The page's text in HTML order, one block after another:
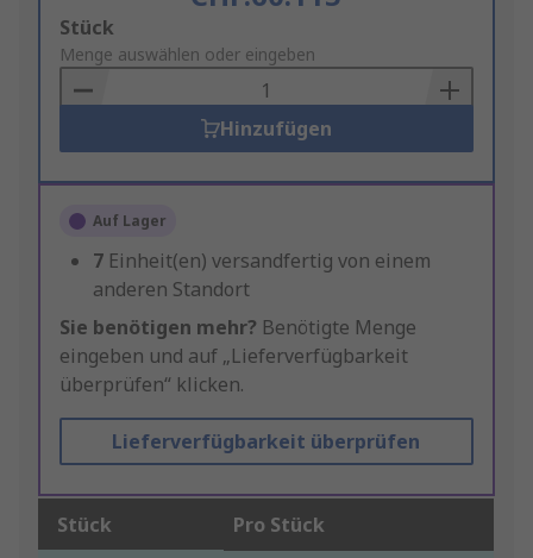
Add
to
Basket
Stück
Menge auswählen oder eingeben
Hinzufügen
Auf Lager
7 Einheit(en) versandfertig von einem
anderen Standort
Sie benötigen mehr? Benötigte Menge
eingeben und auf „Lieferverfügbarkeit
überprüfen“ klicken.
Lieferverfügbarkeit überprüfen
Stück Pro Stück